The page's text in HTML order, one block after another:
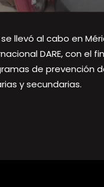
llevó al cabo en
DARE, con el
de prevención
y secundarias.